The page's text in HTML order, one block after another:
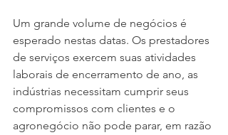
Um grande volume de negócios é
esperado nestas datas. Os prestadores
de serviços exercem suas atividades
laborais de encerramento de ano, as
indústrias necessitam cumprir seus
compromissos com clientes e o
agronegócio não pode parar, em razão